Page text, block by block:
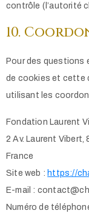
contrôle (l’autorité
10.
Pour des questions
de cookies et cette
utilisant les
Fondation Laurent
2 Av. Laurent Vibert,
France
Site web : https://
E-mail :
Numéro de